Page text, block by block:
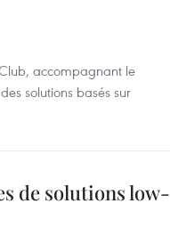
accompagnant le
solutions basés sur
de solutions low-